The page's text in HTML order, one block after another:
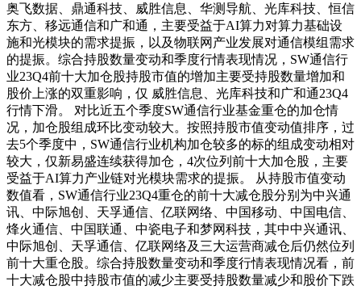
奥飞数据、鼎通科技、威胜信息、华测导航、光库科技、恒信
东方、移远通信和广和通，主要受益于AI算力对算力基础设
施和光模块的需求提振，以及物联网产业发展对通信模组需求
的提振。综合持股数量变动和季度行情表现情况，SW通信行
业23Q4前十大加仓股持股市值的增加主要受持股数量增加和
股价上涨的双重影响，仅 威胜信息、光库科技和广和通23Q4
行情下滑。 对比近五个季度SW通信行业基金重仓的加仓情
况，加仓股组成环比变动较大。按照持股市值变动值排序，过
去5个季度中，SW通信行业机构加仓较多的标的组成变动相对
较大，仅新易盛连续获得加仓，4次位列前十大加仓股，主要
受益于AI算力产业链对光模块需求的提振。 从持股市值变动
数值看，SW通信行业23Q4重仓的前十大减仓股分别为中兴通
讯、中际旭创、天孚通信、亿联网络、中国移动、中国电信、
烽火通信、中国联通、中瓷电子和梦网科技，其中中兴通讯、
中际旭创、天孚通信、亿联网络及三大运营商减仓后仍然位列
前十大重仓股。综合持股数量变动和季度行情表现情况看，前
十大减仓股中持股市值的减少主要受持股数量减少和股价下跌